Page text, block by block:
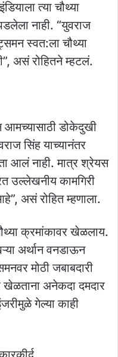
त्या चौथ्या
नाही. “युवराज
स्वत:ला चौथ्या
असं रोहितने म्हटलं.
आमच्यासाठी डोकेदुखी
सिंह याच्यानंतर
आलं नाही. मात्र श्रेयस
उल्लेखनीय कामगिरी
असं रोहित म्हणाला.
क्रमांकावर खेळलाय.
अर्थान वनडाऊन
मोठी जबाबदारी
अनेकदा दमदार
गेल्या काही